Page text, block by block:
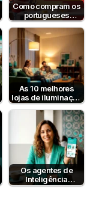
Como compram os
portugueses
online? Estudo DHL
2026
As 10 melhores
lojas de iluminação
em Portugal
Os agentes de
Inteligência
Artificial já